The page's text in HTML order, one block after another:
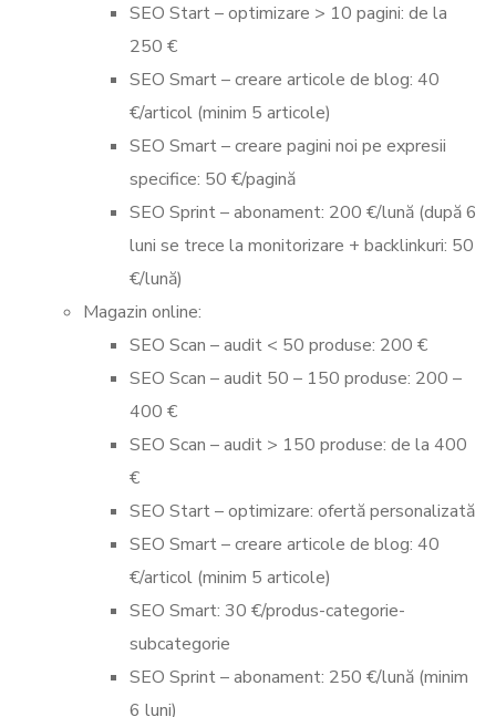
SEO Start – optimizare > 10 pagini: de la
250 €
SEO Smart – creare articole de blog: 40
€/articol (minim 5 articole)
SEO Smart – creare pagini noi pe expresii
specifice: 50 €/pagină
SEO Sprint – abonament: 200 €/lună (după 6
luni se trece la monitorizare + backlinkuri: 50
€/lună)
Magazin online:
SEO Scan – audit < 50 produse: 200 €
SEO Scan – audit 50 – 150 produse: 200 –
400 €
SEO Scan – audit > 150 produse: de la 400
€
SEO Start – optimizare: ofertă personalizată
SEO Smart – creare articole de blog: 40
€/articol (minim 5 articole)
SEO Smart: 30 €/produs-categorie-
subcategorie
SEO Sprint – abonament: 250 €/lună (minim
6 luni)